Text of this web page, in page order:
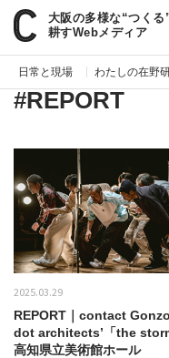
大阪の多様な“つくる
耕すWebメディア
日常と現場 わたしの在野
paperC 形式 REPORT
#REPORT
2025.03.29
REPORT｜contact
dot architects’「the
高知県立美術館ホール